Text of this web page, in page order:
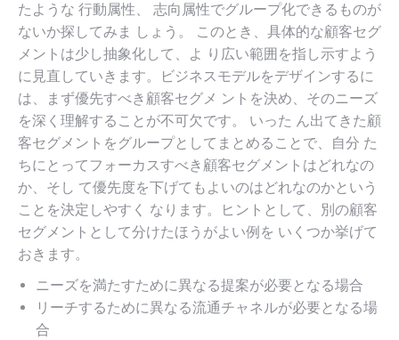
たような 行動属性、 志向属性でグループ化できるものが
ないか探してみま しょう。 このとき、具体的な顧客セグ
メントは少し抽象化して、よ り広い範囲を指し示すよう
に見直していきます。ビジネスモデルをデザインするに
は、まず優先すべき顧客セグメ ントを決め、そのニーズ
を深く理解することが不可欠です。 いった ん出てきた顧
客セグメントをグループとしてまとめることで、自分 た
ちにとってフォーカスすべき顧客セグメントはどれなの
か、そし て優先度を下げてもよいのはどれなのかという
ことを決定しやすく なります。ヒントとして、別の顧客
セグメントとして分けたほうがよい例を いくつか挙げて
おきます。
ニーズを満たすために異なる提案が必要となる場合
リーチするために異なる流通チャネルが必要となる場
合